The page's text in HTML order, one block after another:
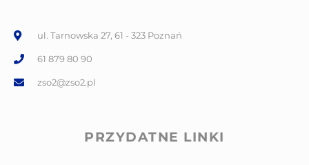
ul. Tarnowska 27, 61 - 323 Poznań
61 879 80 90
zso2@zso2.pl
PRZYDATNE LINKI